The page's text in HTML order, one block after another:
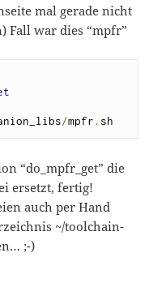
mal gerade nicht
Fall war dies “mpfr”
/mpfr . sh
“do_mpfr_get” die
ersetzt, fertig!
auch per Hand
~/toolchain-
;-)